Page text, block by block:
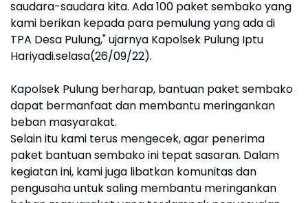
saudara-saudara kita. Ada 100 paket sembako yang
kami berikan kepada para pemulung yang ada di
TPA Desa Pulung," ujarnya Kapolsek Pulung Iptu
Hariyadi.selasa(26/09/22).
Kapolsek Pulung berharap, bantuan paket sembako
dapat bermanfaat dan membantu meringankan
beban masyarakat.
Selain itu kami terus mengecek, agar penerima
paket bantuan sembako ini tepat sasaran. Dalam
kegiatan ini, kami juga libatkan komunitas dan
pengusaha untuk saling membantu meringankan